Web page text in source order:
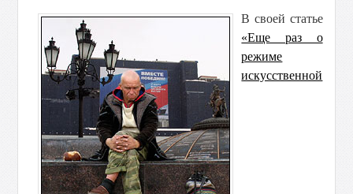
В своей статье
«Еще раз о
режиме
искусственной